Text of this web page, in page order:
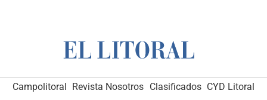
Campolitoral Revista Nosotros Clasificados CYD Litoral
Campolitoral Revista Nosotros Clasificados CYD Litoral